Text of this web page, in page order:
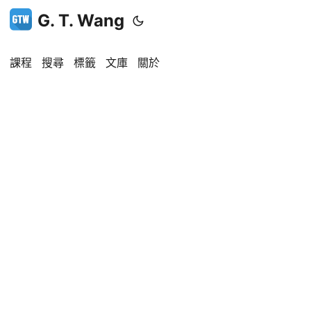
G. T. Wang
課程 搜尋 標籤 文庫 關於